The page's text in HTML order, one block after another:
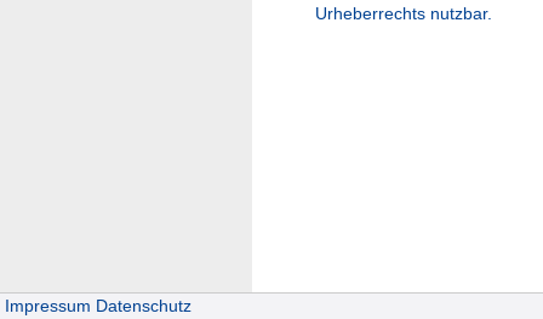
Urheberrechts nutzbar.
Impressum Datenschutz